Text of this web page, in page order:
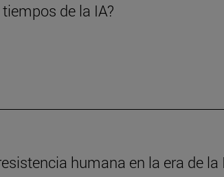
de la IA?
humana en la era de la